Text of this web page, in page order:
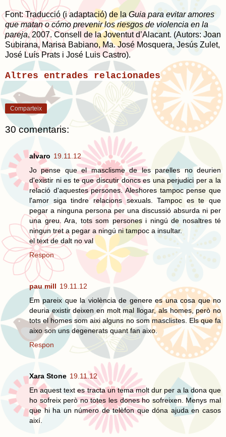
Font: Traducció (i adaptació) de laGuia para evitar amores
que matan o cómo prevenir los riesgos de violencia en la
pareja, 2007.Consell de la Joventut d’Alacant. (Autors: Joan
Subirana, Marisa Babiano, Ma. José Mosquera, Jesús Zulet,
José Luís Prats i José Luis Castro).
Altres entrades relacionades
Comparteix
30 comentaris:
alvaro 19.11.12
Jo pense que el masclisme de les parelles no deurien
d'existir ni es te que discutir doncs es una perjudici per a la
relació d'aquestes persones. Aleshores tampoc pense que
l'amor siga tindre relacions sexuals. Tampoc es te que
pegar a ninguna persona per una discussió absurda ni per
una greu. Ara, tots som persones i ningú de nosaltres té
ningun tret a pegar a ningú ni tampoc a insultar.
el text de dalt no val
Respon
pau mill 19.11.12
Em pareix que la violència de genere es una cosa que no
deuria existir deixen en molt mal llogar, als homes, però no
tots el homes som aixi alguns no som masclistes. Els que fa
aixo son uns degenerats quant fan aixo.
Respon
Xara Stone 19.11.12
En aquest text es tracta un tema molt dur per a la dona que
ho sofreix però no totes les dones ho sofreixen. Menys mal
que hi ha un número de telèfon que dóna ajuda en casos
així.